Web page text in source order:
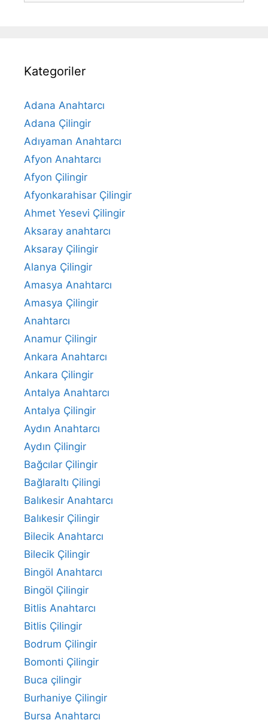
Kategoriler
Adana Anahtarcı
Adana Çilingir
Adıyaman Anahtarcı
Afyon Anahtarcı
Afyon Çilingir
Afyonkarahisar Çilingir
Ahmet Yesevi Çilingir
Aksaray anahtarcı
Aksaray Çilingir
Alanya Çilingir
Amasya Anahtarcı
Amasya Çilingir
Anahtarcı
Anamur Çilingir
Ankara Anahtarcı
Ankara Çilingir
Antalya Anahtarcı
Antalya Çilingir
Aydın Anahtarcı
Aydın Çilingir
Bağcılar Çilingir
Bağlaraltı Çilingi
Balıkesir Anahtarcı
Balıkesir Çilingir
Bilecik Anahtarcı
Bilecik Çilingir
Bingöl Anahtarcı
Bingöl Çilingir
Bitlis Anahtarcı
Bitlis Çilingir
Bodrum Çilingir
Bomonti Çilingir
Buca çilingir
Burhaniye Çilingir
Bursa Anahtarcı